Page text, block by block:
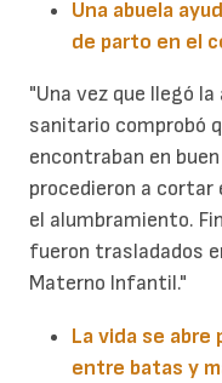
Una abuela
de parto en el
"Una vez que llegó
sanitario comprobó
encontraban en
procedieron a cortar
el alumbramiento.
fueron trasladados
Materno Infantil."
La vida se abre
entre batas y